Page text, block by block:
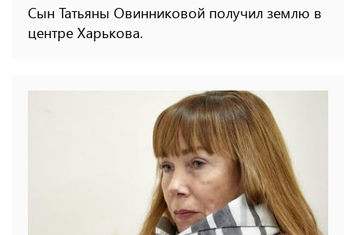
Сын Татьяны Овинниковой получил землю в
центре Харькова.